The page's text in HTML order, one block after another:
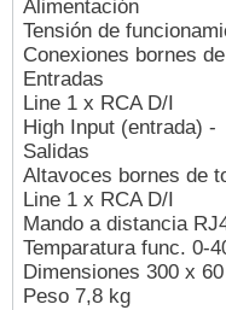
Alimentación
Tensión de
Conexiones bornes
Entradas
Line 1 x RCA D/I
High Input (entrada) -
Salidas
Altavoces bornes de
Line 1 x RCA D/I
Mando a distancia
Temparatura func. 0-
Dimensiones 300 x
Peso 7,8 kg